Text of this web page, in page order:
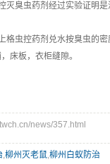
灭臭虫药剂经过实验证明
格虫控药剂兑水按臭虫的
床板，衣柜缝隙。
news/357.html
,柳州灭老鼠,柳州白蚁防治